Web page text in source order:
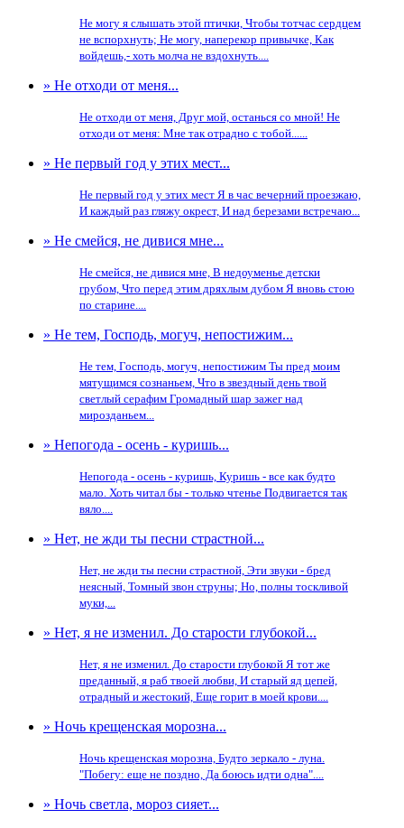
Не могу я слышать этой птички, Чтобы тотчас сердцем
не вспорхнуть; Не могу, наперекор привычке, Как
войдешь,- хоть молча не вздохнуть....
» Не отходи от меня...
Не отходи от меня, Друг мой, останься со мной! Не
отходи от меня: Мне так отрадно с тобой......
» Не первый год у этих мест...
Не первый год у этих мест Я в час вечерний проезжаю,
И каждый раз гляжу окрест, И над березами встречаю...
» Не смейся, не дивися мне...
Не смейся, не дивися мне, В недоуменье детски
грубом, Что перед этим дряхлым дубом Я вновь стою
по старине....
» Не тем, Господь, могуч, непостижим...
Не тем, Господь, могуч, непостижим Ты пред моим
мятущимся сознаньем, Что в звездный день твой
светлый серафим Громадный шар зажег над
мирозданьем...
» Непогода - осень - куришь...
Непогода - осень - куришь, Куришь - все как будто
мало. Хоть читал бы - только чтенье Подвигается так
вяло....
» Нет, не жди ты песни страстной...
Нет, не жди ты песни страстной, Эти звуки - бред
неясный, Томный звон струны; Но, полны тоскливой
муки,...
» Нет, я не изменил. До старости глубокой...
Нет, я не изменил. До старости глубокой Я тот же
преданный, я раб твоей любви, И старый яд цепей,
отрадный и жестокий, Еще горит в моей крови....
» Ночь крещенская морозна...
Ночь крещенская морозна, Будто зеркало - луна.
"Побегу: еще не поздно, Да боюсь идти одна"....
» Ночь светла, мороз сияет...